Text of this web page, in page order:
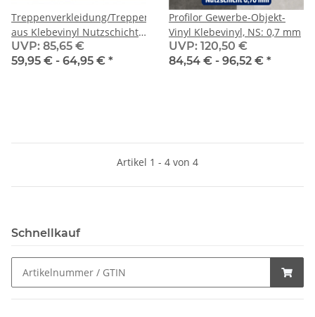
Treppenverkleidung/Treppenstufen
aus Klebevinyl Nutzschicht
0,55 mm
UVP: 85,65 €
59,95 € - 64,95 € *
Profilor Gewerbe-Objekt-
Vinyl Klebevinyl, NS: 0,7 mm
UVP: 120,50 €
84,54 € - 96,52 € *
Artikel 1 - 4 von 4
Schnellkauf